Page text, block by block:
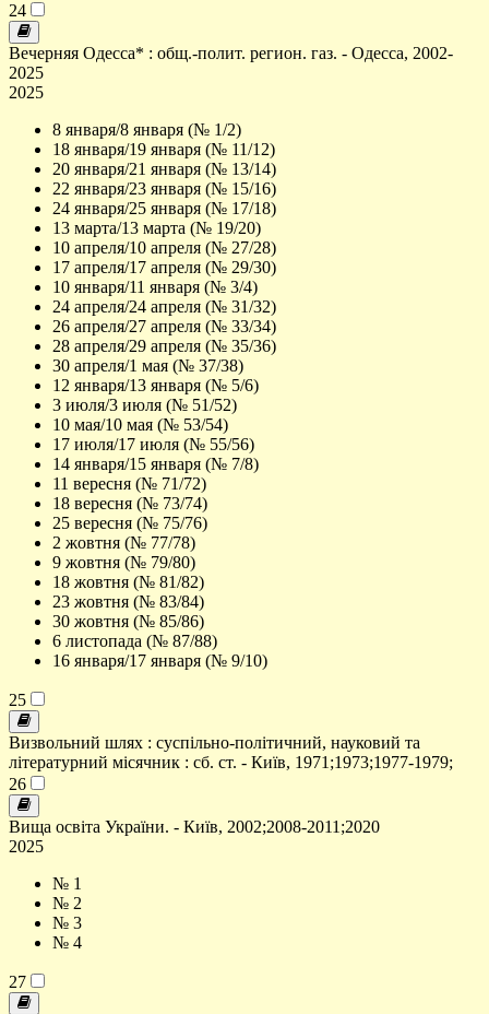
24
Вечерняя Одесса* : общ.-полит. регион. газ. - Одесса, 2002-
2025
2025
8 января/8 января (№ 1/2)
18 января/19 января (№ 11/12)
20 января/21 января (№ 13/14)
22 января/23 января (№ 15/16)
24 января/25 января (№ 17/18)
13 марта/13 марта (№ 19/20)
10 апреля/10 апреля (№ 27/28)
17 апреля/17 апреля (№ 29/30)
10 января/11 января (№ 3/4)
24 апреля/24 апреля (№ 31/32)
26 апреля/27 апреля (№ 33/34)
28 апреля/29 апреля (№ 35/36)
30 апреля/1 мая (№ 37/38)
12 января/13 января (№ 5/6)
3 июля/3 июля (№ 51/52)
10 мая/10 мая (№ 53/54)
17 июля/17 июля (№ 55/56)
14 января/15 января (№ 7/8)
11 вересня (№ 71/72)
18 вересня (№ 73/74)
25 вересня (№ 75/76)
2 жовтня (№ 77/78)
9 жовтня (№ 79/80)
18 жовтня (№ 81/82)
23 жовтня (№ 83/84)
30 жовтня (№ 85/86)
6 листопада (№ 87/88)
16 января/17 января (№ 9/10)
25
Визвольний шлях : суспільно-політичний, науковий та
літературний місячник : сб. ст. - Київ, 1971;1973;1977-1979;
26
Вища освіта України. - Київ, 2002;2008-2011;2020
2025
№ 1
№ 2
№ 3
№ 4
27